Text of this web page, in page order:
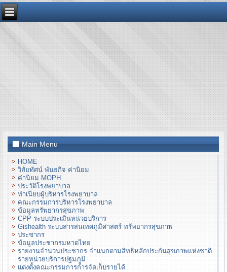
Main Menu
HOME
วิสัยทัศน์ พันธกิจ ค่านิยม
ค่านิยม MOPH
ประวัติโรงพยาบาล
ทำเนียบผู้บริหารโรงพยาบาล
คณะกรรมการบริหารโรงพยาบาล
ข้อมูลทรัพยากรสุขภาพ
CPP ระบบประเมินหน่วยบริการ
Gishealth ระบบสารสนเทศภูมิศาสตร์ ทรัพยากรสุขภาพ
ประชากร
ข้อมูลประชากรมหาดไทย
รายงานจำนวนประชากร จำแนกตามสิทธิหลักประกันสุขภาพแห่งชาติ
รายหน่วยบริการปฐมภููมิ
แต่งตั้งคณะกรรมการการจัดเก็บรายได้